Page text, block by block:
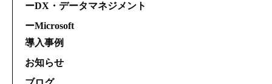
ーDX・データマネジメント
ーMicrosoft
導入事例
お知らせ